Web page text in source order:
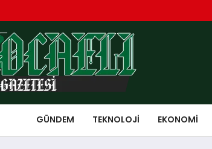
GÜNDEM TEKNOLOJI EKONOMI